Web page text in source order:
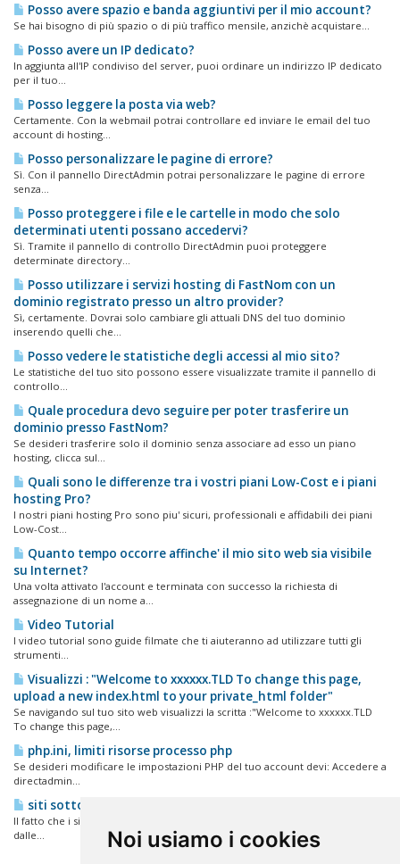
Noi usiamo i cookies
Posso avere spazio e banda aggiuntivi per il mio account?
Se hai bisogno di più spazio o di più traffico mensile, anzichè acquistare...
Posso avere un IP dedicato?
In aggiunta all'IP condiviso del server, puoi ordinare un indirizzo IP dedicato
per il tuo...
Posso leggere la posta via web?
Certamente. Con la webmail potrai controllare ed inviare le email del tuo
account di hosting...
Posso personalizzare le pagine di errore?
Sì. Con il pannello DirectAdmin potrai personalizzare le pagine di errore
senza...
Posso proteggere i file e le cartelle in modo che solo
determinati utenti possano accedervi?
Sì. Tramite il pannello di controllo DirectAdmin puoi proteggere
determinate directory...
Posso utilizzare i servizi hosting di FastNom con un
dominio registrato presso un altro provider?
Sì, certamente. Dovrai solo cambiare gli attuali DNS del tuo dominio
inserendo quelli che...
Posso vedere le statistiche degli accessi al mio sito?
Le statistiche del tuo sito possono essere visualizzate tramite il pannello di
controllo...
Quale procedura devo seguire per poter trasferire un
dominio presso FastNom?
Se desideri trasferire solo il dominio senza associare ad esso un piano
hosting, clicca sul...
Quali sono le differenze tra i vostri piani Low-Cost e i piani
hosting Pro?
I nostri piani hosting Pro sono piu' sicuri, professionali e affidabili dei piani
Low-Cost...
Quanto tempo occorre affinche' il mio sito web sia visibile
su Internet?
Una volta attivato l'account e terminata con successo la richiesta di
assegnazione di un nome a...
Video Tutorial
I video tutorial sono guide filmate che ti aiuteranno ad utilizzare tutti gli
strumenti...
Visualizzi : "Welcome to xxxxxx.TLD To change this page,
upload a new index.html to your private_html folder"
Se navigando sul tuo sito web visualizzi la scritta :"Welcome to xxxxxx.TLD
To change this page,...
php.ini, limiti risorse processo php
Se desideri modificare le impostazioni PHP del tuo account devi: Accedere a
directadmin...
siti sotto attacco
Il fatto che i siti web siano hackerati dipende dai contenuti dei siti stessi, non
dalle...